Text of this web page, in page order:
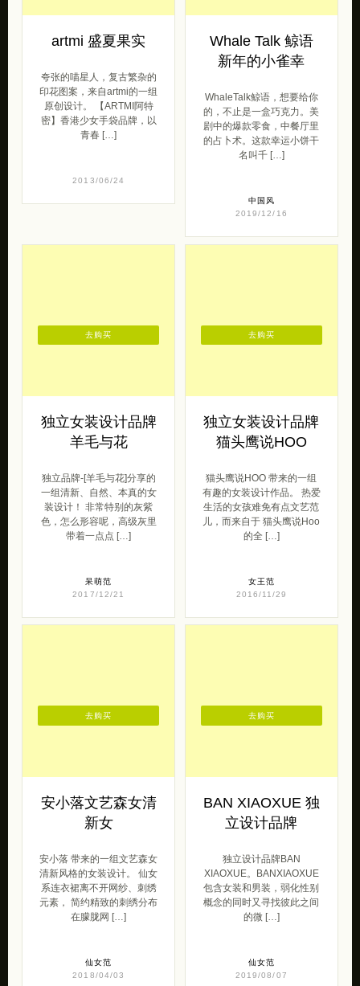
artmi 盛夏果实
夸张的喵星人，复古繁杂的
印花图案，来自artmi的一组
原创设计。 【ARTMI阿特
密】香港少女手袋品牌，以
青春 […]
2013/06/24
Whale Talk 鲸语
新年的小雀幸
WhaleTalk鲸语，想要给你
的，不止是一盒巧克力。美
剧中的爆款零食，中餐厅里
的占卜术。这款幸运小饼干
名叫千 […]
中国风
2019/12/16
独立女装设计品牌
羊毛与花
独立品牌-[羊毛与花]分享的
一组清新、自然、本真的女
装设计！ 非常特别的灰紫
色，怎么形容呢，高级灰里
带着一点点 […]
呆萌范
2017/12/21
去购买
独立女装设计品牌
猫头鹰说HOO
猫头鹰说HOO 带来的一组
有趣的女装设计作品。 热爱
生活的女孩难免有点文艺范
儿，而来自于 猫头鹰说Hoo
的全 […]
女王范
2016/11/29
去购买
安小落文艺森女清
新女
安小落 带来的一组文艺森女
清新风格的女装设计。 仙女
系连衣裙离不开网纱、刺绣
元素， 简约精致的刺绣分布
在朦胧网 […]
仙女范
2018/04/03
去购买
BAN XIAOXUE 独
立设计品牌
独立设计品牌BAN
XIAOXUE。BANXIAOXUE
包含女装和男装，弱化性别
概念的同时又寻找彼此之间
的微 […]
仙女范
2019/08/07
去购买